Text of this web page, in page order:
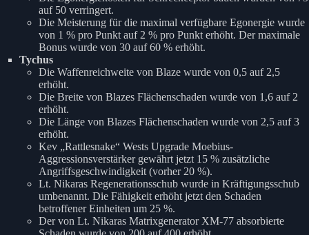
auf 50 verringert.
Die Meisterung für die maximal verfügbare Egonergie wurde
von 1 % pro Punkt auf 2 % pro Punkt erhöht. Der maximale
Bonus wurde von 30 auf 60 % erhöht.
Tychus
Die Waffenreichweite von Blaze wurde von 0,5 auf 2,5
erhöht.
Die Breite von Blazes Flächenschaden wurde von 1,6 auf 2
erhöht.
Die Länge von Blazes Flächenschaden wurde von 2,5 auf 3
erhöht.
Kev „Rattlesnake“ Wests Upgrade Moebius-
Aggressionsverstärker gewährt jetzt 15 % zusätzliche
Angriffsgeschwindigkeit (vorher 20 %).
Lt. Nikaras Regenerationsschub wurde in Kräftigungsschub
umbenannt. Die Fähigkeit erhöht jetzt den Schaden
betroffener Einheiten um 25 %.
Der von Lt. Nikaras Matrixgenerator XM-77 absorbierte